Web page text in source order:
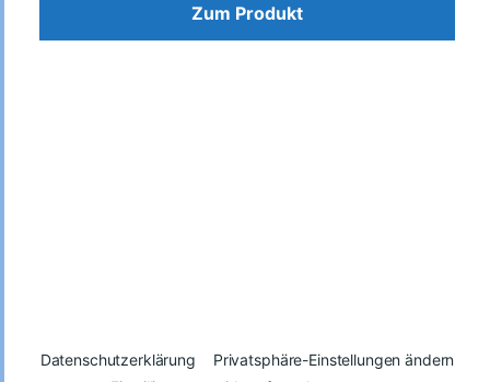
Zum Produkt
Datenschutzerklärung
Privatsphäre-Einstellungen ändern